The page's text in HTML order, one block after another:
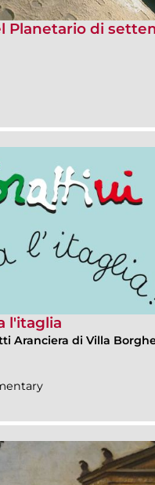
Planetario di
l'itaglia
Aranciera di Villa